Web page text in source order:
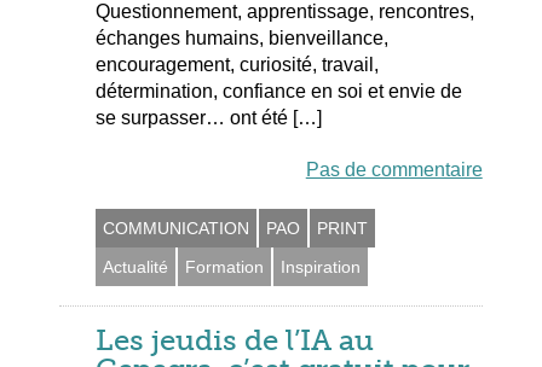
Questionnement, apprentissage, rencontres,
échanges humains, bienveillance,
encouragement, curiosité, travail,
détermination, confiance en soi et envie de
se surpasser… ont été […]
Pas de commentaire
COMMUNICATION PAO
PRINT
Actualité
Formation Inspiration
Les jeudis de l’IA au